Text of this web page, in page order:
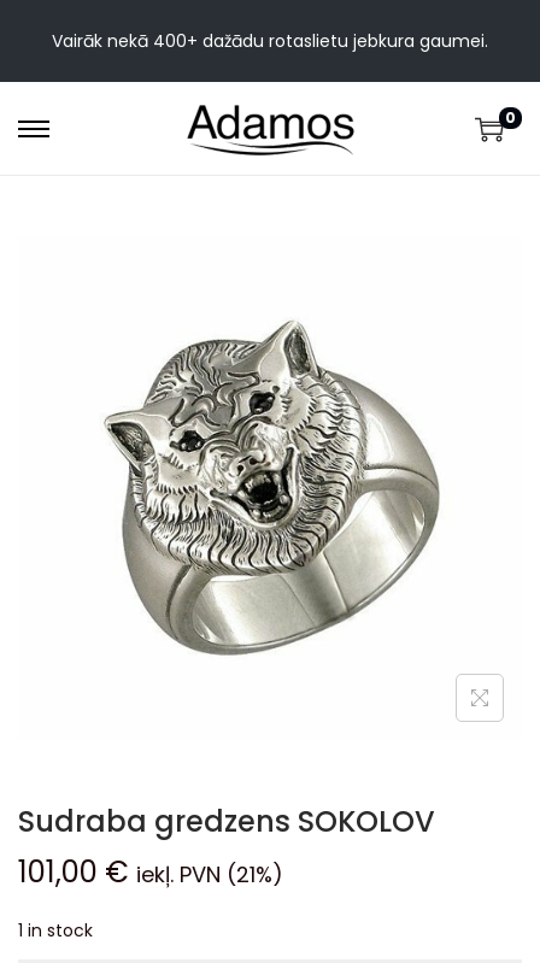
Vairāk nekā 400+ dažādu rotaslietu jebkura gaumei.
0
Sudraba gredzens SOKOLOV
101,00 € iekļ. PVN (21%)
1 in stock